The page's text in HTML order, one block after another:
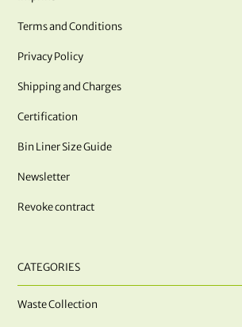
Terms and Conditions
Privacy Policy
Shipping and Charges
Certification
Bin Liner Size Guide
Newsletter
Revoke contract
CATEGORIES
Waste Collection